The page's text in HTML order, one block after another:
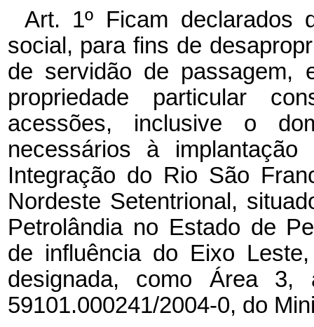
Art. 1º Ficam declarados
social, para fins de
de servidão de passagem,
propriedade particular
acessões, inclusive o
necessários à
Integração do Rio São
Nordeste Setentrional,
Petrolândia no Estado de
de influência do Eixo
designada, como Área
59101.000241/2004-0, do